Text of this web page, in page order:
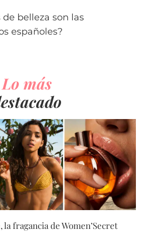
de belleza son las
españoles?
Lo más
la fragancia de Women’Secret